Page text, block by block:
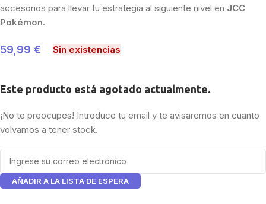
accesorios para llevar tu estrategia al siguiente nivel en JCC
Pokémon.
59,99 € Sin existencias
Este producto está agotado actualmente.
¡No te preocupes! Introduce tu email y te avisaremos en cuanto
volvamos a tener stock.
AÑADIR A LA LISTA DE ESPERA